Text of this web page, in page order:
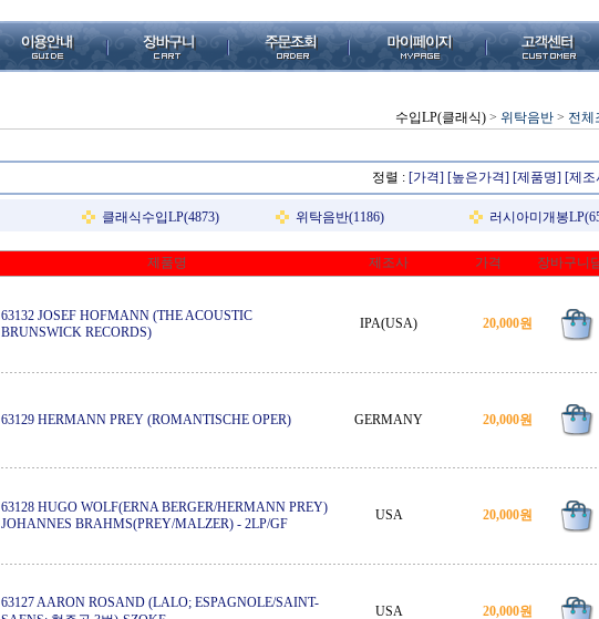
수입LP(클래식) > 위탁음반 > 전체
정렬 : [가격] [높은가격] [제품명] [제조
클래식수입LP(4873) 위탁음반(1186) 러시아미개봉
제품명 제조사 가격 장바구니
63132 JOSEF HOFMANN (THE ACOUSTIC
BRUNSWICK RECORDS)
IPA(USA) 20,000원
63129 HERMANN PREY (ROMANTISCHE OPER) GERMANY 20,000원
63128 HUGO WOLF(ERNA BERGER/HERMANN PREY)
JOHANNES BRAHMS(PREY/MALZER) - 2LP/GF
USA 20,000원
63127 AARON ROSAND (LALO; ESPAGNOLE/SAINT-
USA 20,000원